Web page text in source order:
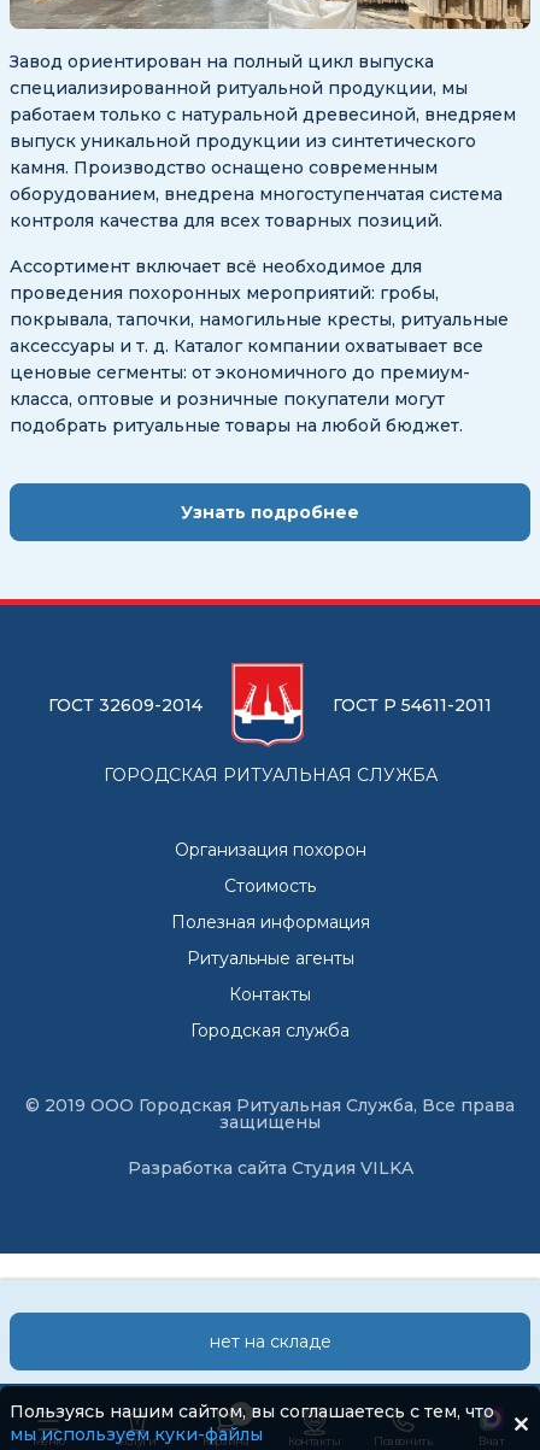
нет на складе
Завод ориентирован на полный цикл выпуска
специализированной ритуальной продукции, мы
работаем только с натуральной древесиной, внедряем
выпуск уникальной продукции из синтетического
камня. Производство оснащено современным
оборудованием, внедрена многоступенчатая система
контроля качества для всех товарных позиций.
Ассортимент включает всё необходимое для
проведения похоронных мероприятий: гробы,
покрывала, тапочки, намогильные кресты, ритуальные
аксессуары и т. д. Каталог компании охватывает все
ценовые сегменты: от экономичного до премиум-
класса, оптовые и розничные покупатели могут
подобрать ритуальные товары на любой бюджет.
Узнать подробнее
ГОСТ 32609-2014 ГОСТ Р 54611-2011
ГОРОДСКАЯ РИТУАЛЬНАЯ СЛУЖБА
Организация похорон
Стоимость
Полезная информация
Ритуальные агенты
Контакты
Городская служба
© 2019 ООО Городская Ритуальная Служба, Все права
защищены
Разработка сайта Студия VILKA
Меню Услуги
0
Корзина Контакты Позвонить В чат
Пользуясь нашим сайтом, вы соглашаетесь с тем, что
мы используем куки-файлы